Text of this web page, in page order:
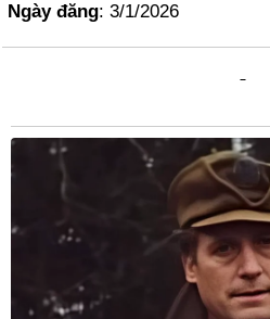
Ngày đăng: 3/1/2026